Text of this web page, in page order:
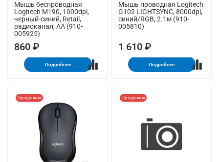
Мышь беспроводная
Logitech M190, 1000dpi,
черный-синий, Retail,
радиоканал, AA (910-
005925)
860 ₽
Подробнее
Мышь проводная Logitech
G102 LIGHTSYNC, 8000dpi,
синий/RGB, 2.1м (910-
005810)
1 610 ₽
Подробнее
Предзаказ Предзаказ